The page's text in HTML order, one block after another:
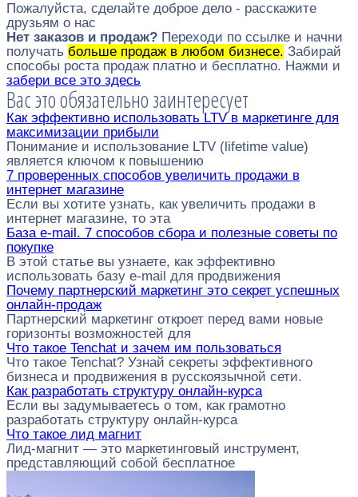
Пожалуйста, сделайте доброе дело - расскажите
друзьям о нас
Нет заказов и продаж? Переходи по ссылке и начни
получать больше продаж в любом бизнесе. Забирай
способы роста продаж платно и бесплатно. Нажми и
забери все это здесь
Вас это обязательно заинтересует
Как эффективно использовать LTV в маркетинге для
максимизации прибыли
Понимание и использование LTV (lifetime value)
является ключом к повышению
7 проверенных способов увеличить продажи в
интернет магазине
Если вы хотите узнать, как увеличить продажи в
интернет магазине, то эта
База e-mail. 7 способов сбора и полезные советы по
покупке
В этой статье вы узнаете, как эффективно
использовать базу e-mail для продвижения
Почему партнерский маркетинг это секрет успешных
онлайн-продаж
Партнерский маркетинг откроет перед вами новые
горизонты возможностей для
Что такое Tenchat и зачем им пользоваться
Что такое Tenchat? Узнай секреты эффективного
бизнеса и продвижения в русскоязычной сети.
Как разработать структуру онлайн-курса
Если вы задумываетесь о том, как грамотно
разработать структуру онлайн-курса
Что такое лид магнит
Лид-магнит — это маркетинговый инструмент,
представляющий собой бесплатное